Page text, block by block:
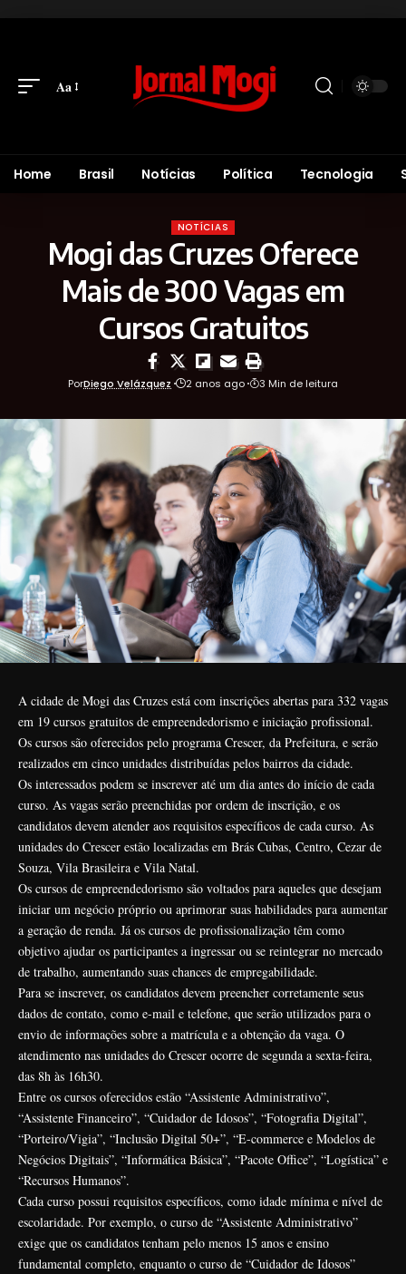
Aa
Home Brasil Notícias Política Tecnologia
NOTÍCIAS
Mogi das Cruzes Oferece
Mais de 300 Vagas em
Cursos Gratuitos
PorDiego Velázquez 2 anos ago 3 Min de leitura
A cidade de Mogi das Cruzes está com inscrições abertas para 332 vagas
em 19 cursos gratuitos de empreendedorismo e iniciação profissional.
Os cursos são oferecidos pelo programa Crescer, da Prefeitura, e serão
realizados em cinco unidades distribuídas pelos bairros da cidade.
Os interessados podem se inscrever até um dia antes do início de cada
curso. As vagas serão preenchidas por ordem de inscrição, e os
candidatos devem atender aos requisitos específicos de cada curso. As
unidades do Crescer estão localizadas em Brás Cubas, Centro, Cezar de
Souza, Vila Brasileira e Vila Natal.
Os cursos de empreendedorismo são voltados para aqueles que desejam
iniciar um negócio próprio ou aprimorar suas habilidades para aumentar
a geração de renda. Já os cursos de profissionalização têm como
objetivo ajudar os participantes a ingressar ou se reintegrar no mercado
de trabalho, aumentando suas chances de empregabilidade.
Para se inscrever, os candidatos devem preencher corretamente seus
dados de contato, como e-mail e telefone, que serão utilizados para o
envio de informações sobre a matrícula e a obtenção da vaga. O
atendimento nas unidades do Crescer ocorre de segunda a sexta-feira,
das 8h às 16h30.
Entre os cursos oferecidos estão “Assistente Administrativo”,
“Assistente Financeiro”, “Cuidador de Idosos”, “Fotografia Digital”,
“Porteiro/Vigia”, “Inclusão Digital 50+”, “E-commerce e Modelos de
Negócios Digitais”, “Informática Básica”, “Pacote Office”, “Logística” e
“Recursos Humanos”.
Cada curso possui requisitos específicos, como idade mínima e nível de
escolaridade. Por exemplo, o curso de “Assistente Administrativo”
exige que os candidatos tenham pelo menos 15 anos e ensino
fundamental completo, enquanto o curso de “Cuidador de Idosos”